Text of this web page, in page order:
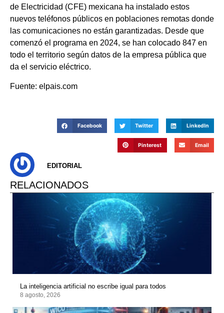
de Electricidad (CFE) mexicana ha instalado estos
nuevos teléfonos públicos en poblaciones remotas donde
las comunicaciones no están garantizadas. Desde que
comenzó el programa en 2024, se han colocado 847 en
todo el territorio según datos de la empresa pública que
da el servicio eléctrico.
Fuente: elpais.com
Facebook Twitter LinkedIn
Pinterest Email
EDITORIAL
RELACIONADOS
La inteligencia artificial no escribe igual para todos
8 agosto, 2026